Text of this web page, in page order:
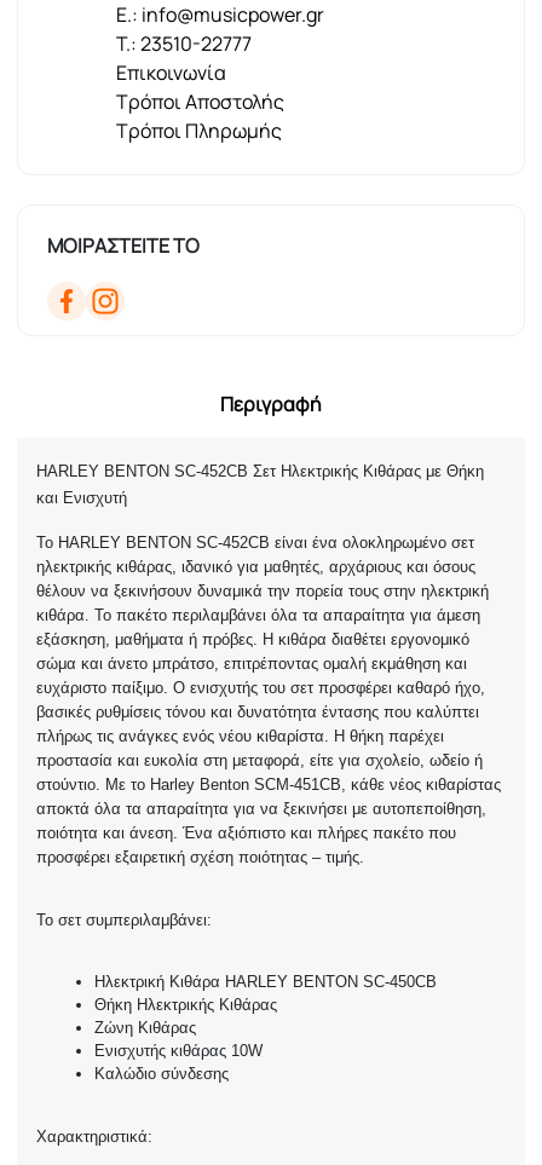
E.: info@musicpower.gr
T.: 23510-22777
Επικοινωνία
Τρόποι Αποστολής
Τρόποι Πληρωμής
ΜΟΙΡΑΣΤΕΙΤΕ ΤΟ
Περιγραφή
HARLEY BENTON SC-452CB Σετ Ηλεκτρικής Κιθάρας με Θήκη
και Ενισχυτή
Το HARLEY BENTON SC-452CB είναι ένα ολοκληρωμένο σετ
ηλεκτρικής κιθάρας, ιδανικό για μαθητές, αρχάριους και όσους
θέλουν να ξεκινήσουν δυναμικά την πορεία τους στην ηλεκτρική
κιθάρα. Το πακέτο περιλαμβάνει όλα τα απαραίτητα για άμεση
εξάσκηση, μαθήματα ή πρόβες. Η κιθάρα διαθέτει εργονομικό
σώμα και άνετο μπράτσο, επιτρέποντας ομαλή εκμάθηση και
ευχάριστο παίξιμο. Ο ενισχυτής του σετ προσφέρει καθαρό ήχο,
βασικές ρυθμίσεις τόνου και δυνατότητα έντασης που καλύπτει
πλήρως τις ανάγκες ενός νέου κιθαρίστα. Η θήκη παρέχει
προστασία και ευκολία στη μεταφορά, είτε για σχολείο, ωδείο ή
στούντιο. Με το Harley Benton SCM-451CB, κάθε νέος κιθαρίστας
αποκτά όλα τα απαραίτητα για να ξεκινήσει με αυτοπεποίθηση,
ποιότητα και άνεση. Ένα αξιόπιστο και πλήρες πακέτο που
προσφέρει εξαιρετική σχέση ποιότητας – τιμής.
Το σετ συμπεριλαμβάνει:
Ηλεκτρική Κιθάρα HARLEY BENTON SC-450CB
Θήκη Ηλεκτρικής Κιθάρας
Ζώνη Κιθάρας
Ενισχυτής κιθάρας 10W
Καλώδιο σύνδεσης
Χαρακτηριστικά: